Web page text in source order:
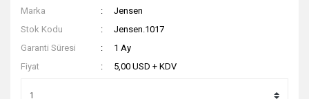
Marka
Jensen
Stok Kodu
Jensen.1017
Garanti Süresi
1 Ay
Fiyat
5,00 USD + KDV